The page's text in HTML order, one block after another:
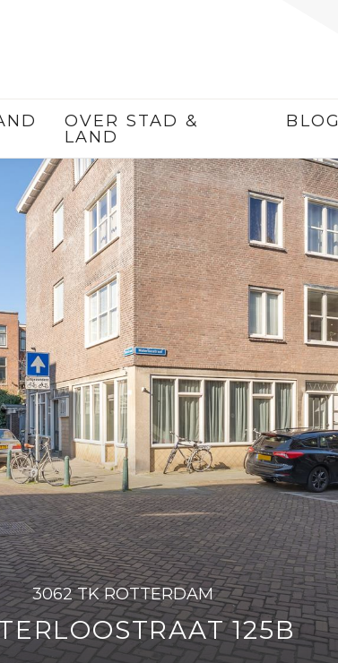
OVER STAD &
LAND
BLOG
3062 TK ROTTERDAM
125B